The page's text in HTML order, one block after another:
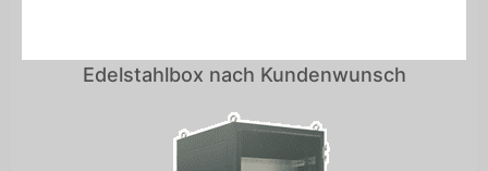
Edelstahlbox nach Kundenwunsch